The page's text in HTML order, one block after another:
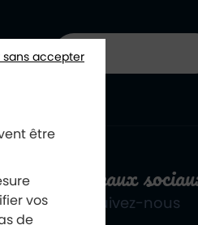
Réseaux
Suivez-nous
sans accepter
être
vos
de